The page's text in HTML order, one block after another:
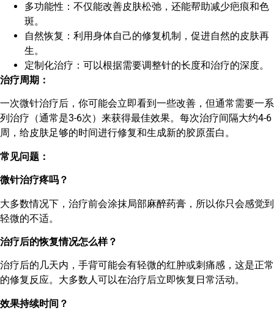
多功能性：不仅能改善皮肤松弛，还能帮助减少疤痕和色
斑。
自然恢复：利用身体自己的修复机制，促进自然的皮肤再
生。
定制化治疗：可以根据需要调整针的长度和治疗的深度。
治疗周期：
一次微针治疗后，你可能会立即看到一些改善，但通常需要一系
列治疗（通常是3-6次）来获得最佳效果。每次治疗间隔大约4-6
周，给皮肤足够的时间进行修复和生成新的胶原蛋白。
常见问题：
微针治疗疼吗？
大多数情况下，治疗前会涂抹局部麻醉药膏，所以你只会感觉到
轻微的不适。
治疗后的恢复情况怎么样？
治疗后的几天内，手背可能会有轻微的红肿或刺痛感，这是正常
的修复反应。大多数人可以在治疗后立即恢复日常活动。
效果持续时间？